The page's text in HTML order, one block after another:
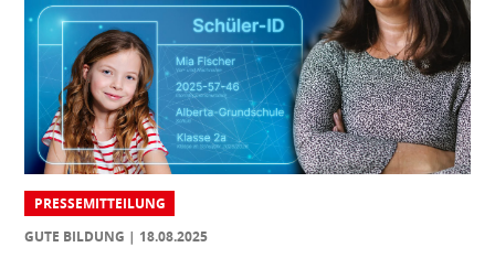
PRESSEMITTEILUNG
GUTE BILDUNG
18.08.2025